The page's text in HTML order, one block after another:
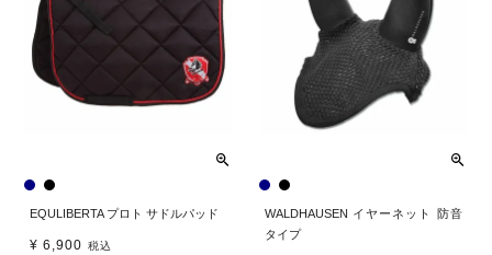
EQULIBERTA プロト サドルパッド
¥ 6,900 税込
WALDHAUSEN イヤーネット 防音
タイプ